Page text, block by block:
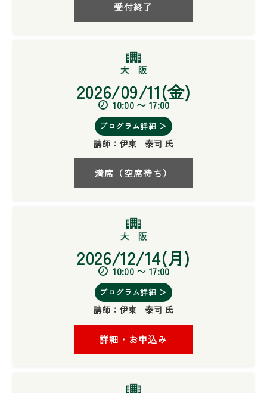
受付終了
2026/09/11(金)
10:00 〜 17:00
プログラム詳細 ＞
講師：伊東 泰司 氏
満席（空席待ち）
2026/12/14(月)
10:00 〜 17:00
プログラム詳細 ＞
講師：伊東 泰司 氏
詳細・お申込み